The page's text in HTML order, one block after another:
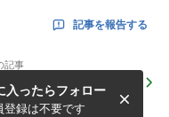
記事を報告する
記事
博之×味の素CM「Smart
スマ塩」
入ったらフォロー
登録は不要です